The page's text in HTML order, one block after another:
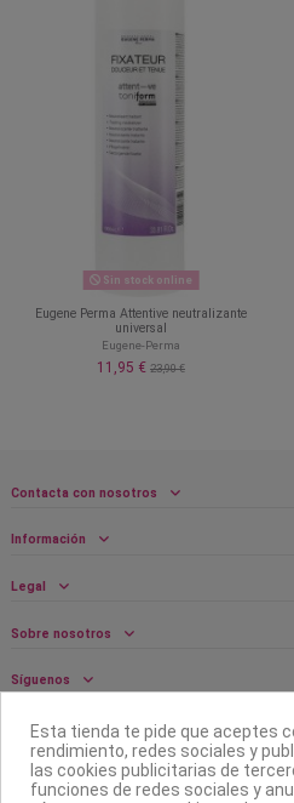
Sin stock online
Eugene Perma Attentive neutralizante
universal
Eugene-Perma
11,95 € 23,90 €
Contacta con nosotros
Información
Legal
Sobre nosotros
Síguenos
Boletín
Esta tienda te pide que aceptes
rendimiento, redes sociales y
las cookies publicitarias de
funciones de redes sociales y